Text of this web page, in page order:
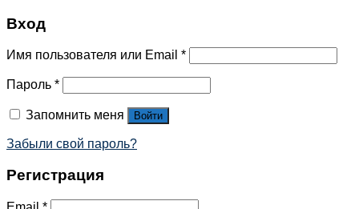
Вход
Имя пользователя или Email *
Пароль *
Запомнить меня Войти
Забыли свой пароль?
Регистрация